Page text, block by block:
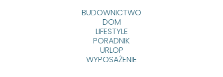
BUDOWNICTWO
DOM
LIFESTYLE
PORADNIK
URLOP
WYPOSAŻENIE